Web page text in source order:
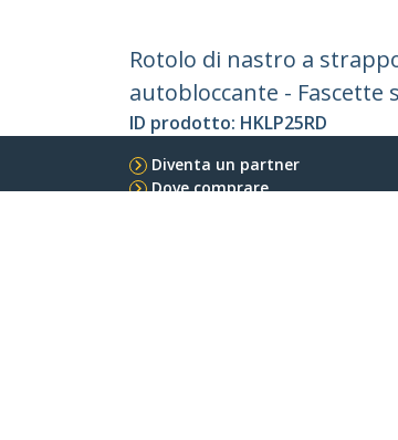
Rotolo di nastro a
autobloccante - Fascette
ID prodotto: HKLP25RD
Diventa un partner
Dove comprare